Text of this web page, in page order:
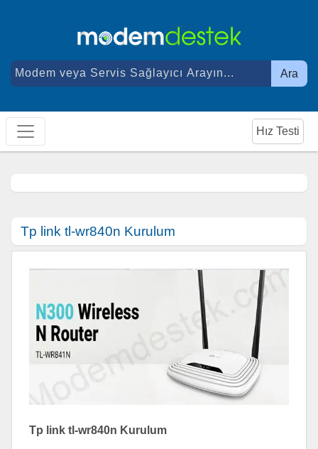
Ara
Hız Testi
Tp link tl-wr840n Kurulum
Tp link tl-wr840n Kurulum